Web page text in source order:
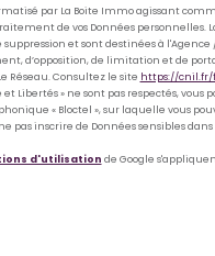
par La Boite Immo agissant
de vos Données personnelles.
et sont destinées à
d’opposition, de limitation et de
Consultez le site https://cnil.fr/
Libertés » ne sont pas respectés,
« Bloctel », sur laquelle vous
pas inscrire de Données sensibles
d'utilisation de Google